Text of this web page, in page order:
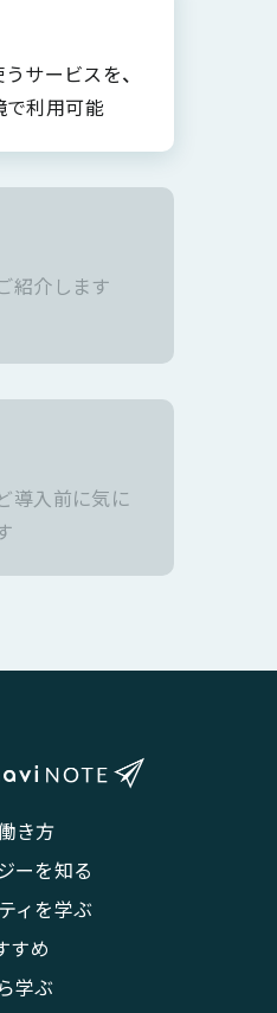
サービスを、
利用可能
紹介します
導入前に気に
き方
ーを知る
ィを学ぶ
すめ
学ぶ